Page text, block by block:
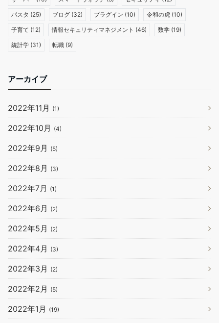
パスタ (25) ブログ (32) プラグイン (10) 令和の虎 (10)
子育て (12) 情報セキュリティマネジメント (46) 数学 (19)
統計学 (31) 転職 (9)
アーカイブ
2022年11月 (1)
2022年10月 (4)
2022年9月 (5)
2022年8月 (3)
2022年7月 (1)
2022年6月 (2)
2022年5月 (2)
2022年4月 (3)
2022年3月 (2)
2022年2月 (5)
2022年1月 (19)